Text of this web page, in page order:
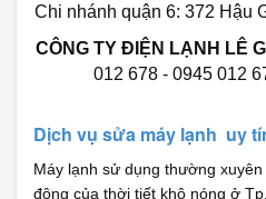
Chi nhánh quận 6: 372 Hậu
CÔNG TY ĐIỆN LẠNH LÊ
012 678 - 0945 012
Dịch vụ sửa máy lạnh uy
Máy lạnh sử dụng thường
động của thời tiết khô nóng ở